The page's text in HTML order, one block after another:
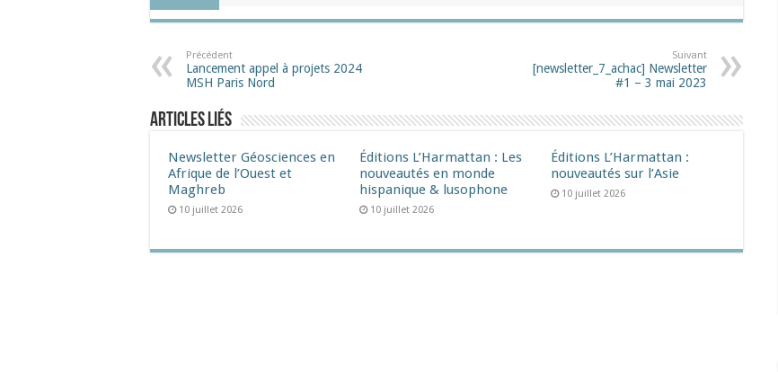
Précédent
Lancement appel à projets 2024
MSH Paris Nord
Suivant
[newsletter_7_achac] Newsletter
#1 – 3 mai 2023
Articles liés
Newsletter Géosciences en
Afrique de l’Ouest et
Maghreb
10 juillet 2026
Éditions L’Harmattan : Les
nouveautés en monde
hispanique & lusophone
10 juillet 2026
Éditions L’Harmattan :
nouveautés sur l’Asie
10 juillet 2026